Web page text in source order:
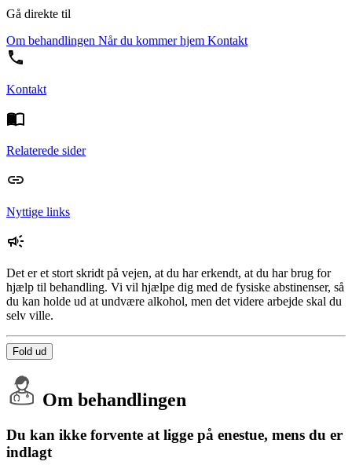
Gå direkte til
Om behandlingen Når du kommer hjem Kontakt
Kontakt
Relaterede sider
Nyttige links
Det er et stort skridt på vejen, at du har erkendt, at du har brug for
hjælp til behandling. Vi vil hjælpe dig med de fysiske abstinenser, så
du kan holde ud at undvære alkohol, men det videre arbejde skal du
selv ville.
Fold ud
Om behandlingen
Du kan ikke forvente at ligge på enestue, mens du er
indlagt